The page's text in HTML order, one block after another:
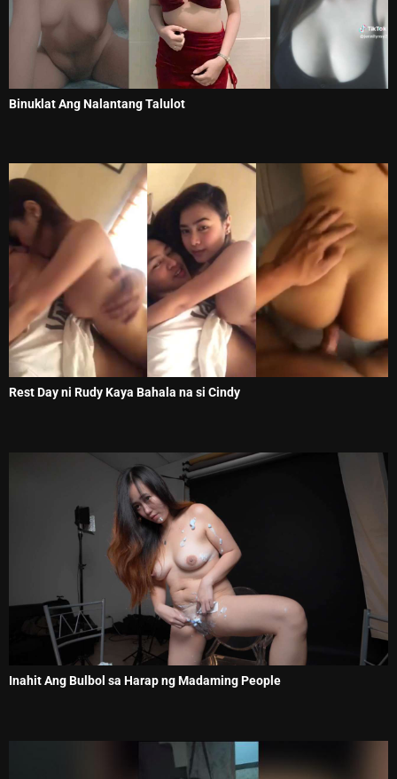
Binuklat Ang Nalantang Talulot
Rest Day ni Rudy Kaya Bahala na si Cindy
Inahit Ang Bulbol sa Harap ng Madaming People